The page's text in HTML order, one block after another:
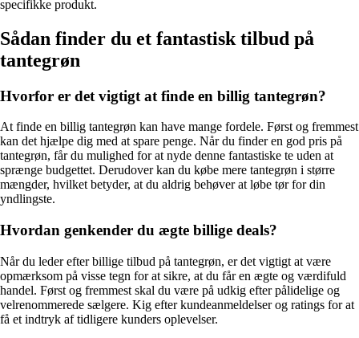
specifikke produkt.
Sådan finder du et fantastisk tilbud på
tantegrøn
Hvorfor er det vigtigt at finde en billig tantegrøn?
At finde en billig tantegrøn kan have mange fordele. Først og fremmest
kan det hjælpe dig med at spare penge. Når du finder en god pris på
tantegrøn, får du mulighed for at nyde denne fantastiske te uden at
sprænge budgettet. Derudover kan du købe mere tantegrøn i større
mængder, hvilket betyder, at du aldrig behøver at løbe tør for din
yndlingste.
Hvordan genkender du ægte billige deals?
Når du leder efter billige tilbud på tantegrøn, er det vigtigt at være
opmærksom på visse tegn for at sikre, at du får en ægte og værdifuld
handel. Først og fremmest skal du være på udkig efter pålidelige og
velrenommerede sælgere. Kig efter kundeanmeldelser og ratings for at
få et indtryk af tidligere kunders oplevelser.